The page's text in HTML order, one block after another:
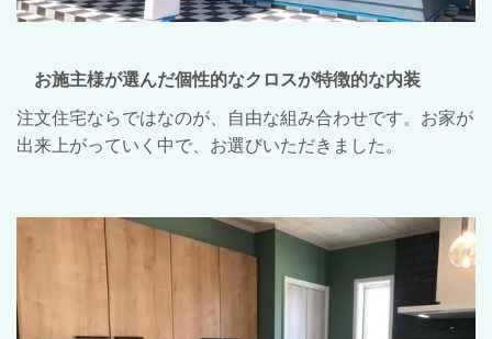
お施主様が選んだ個性的なクロスが特徴的な内装
注文住宅ならではなのが、自由な組み合わせです。お家が
出来上がっていく中で、お選びいただきました。